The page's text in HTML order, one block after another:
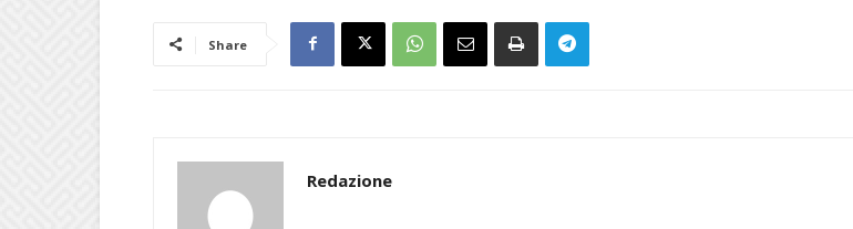
Share
Redazione